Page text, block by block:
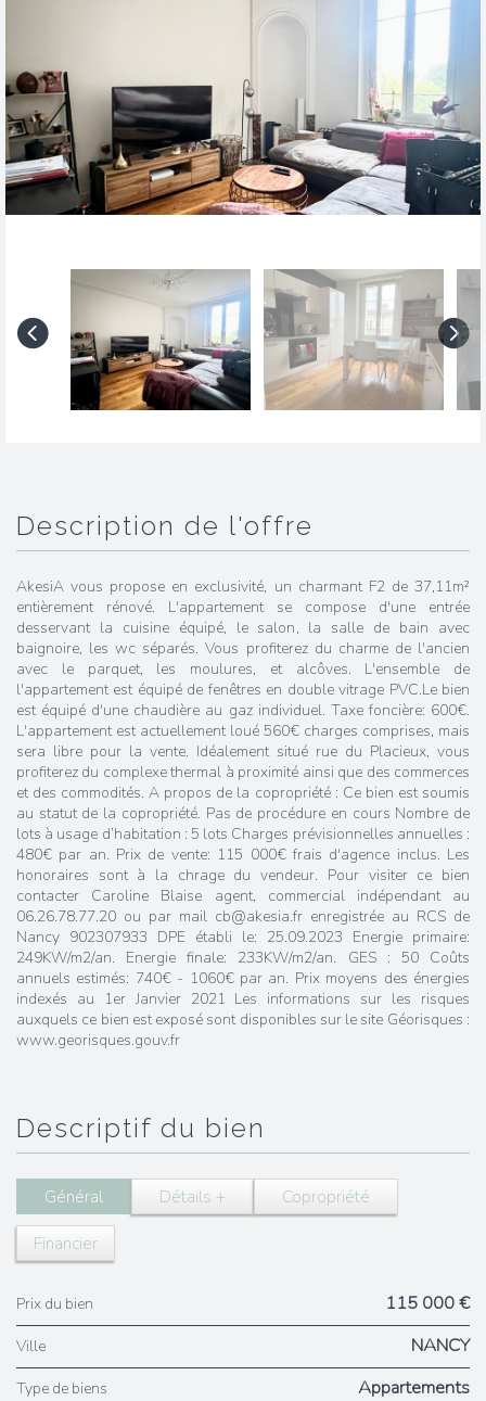
description de l'offre
AkesiA vous propose en exclusivité, un charmant F2 de 37,11m²
entièrement rénové. L'appartement se compose d'une entrée
desservant la cuisine équipé, le salon, la salle de bain avec
baignoire, les wc séparés. Vous profiterez du charme de l'ancien
avec le parquet, les moulures, et alcôves. L'ensemble de
l'appartement est équipé de fenêtres en double vitrage PVC.Le bien
est équipé d'une chaudière au gaz individuel. Taxe foncière: 600€.
L'appartement est actuellement loué 560€ charges comprises, mais
sera libre pour la vente. Idéalement situé rue du Placieux, vous
profiterez du complexe thermal à proximité ainsi que des commerces
et des commodités. A propos de la copropriété : Ce bien est soumis
au statut de la copropriété. Pas de procédure en cours Nombre de
lots à usage d’habitation : 5 lots Charges prévisionnelles annuelles :
480€ par an. Prix de vente: 115 000€ frais d'agence inclus. Les
honoraires sont à la chrage du vendeur. Pour visiter ce bien
contacter Caroline Blaise agent, commercial indépendant au
06.26.78.77.20 ou par mail cb@akesia.fr enregistrée au RCS de
Nancy 902307933 DPE établi le: 25.09.2023 Energie primaire:
249KW/m2/an. Energie finale: 233KW/m2/an. GES : 50 Coûts
annuels estimés: 740€ - 1060€ par an. Prix moyens des énergies
indexés au 1er Janvier 2021 Les informations sur les risques
auxquels ce bien est exposé sont disponibles sur le site Géorisques :
www.georisques.gouv.fr
descriptif du bien
Général Détails + Copropriété
Financier
Prix du bien 115 000 €
Ville NANCY
Type de biens Appartements